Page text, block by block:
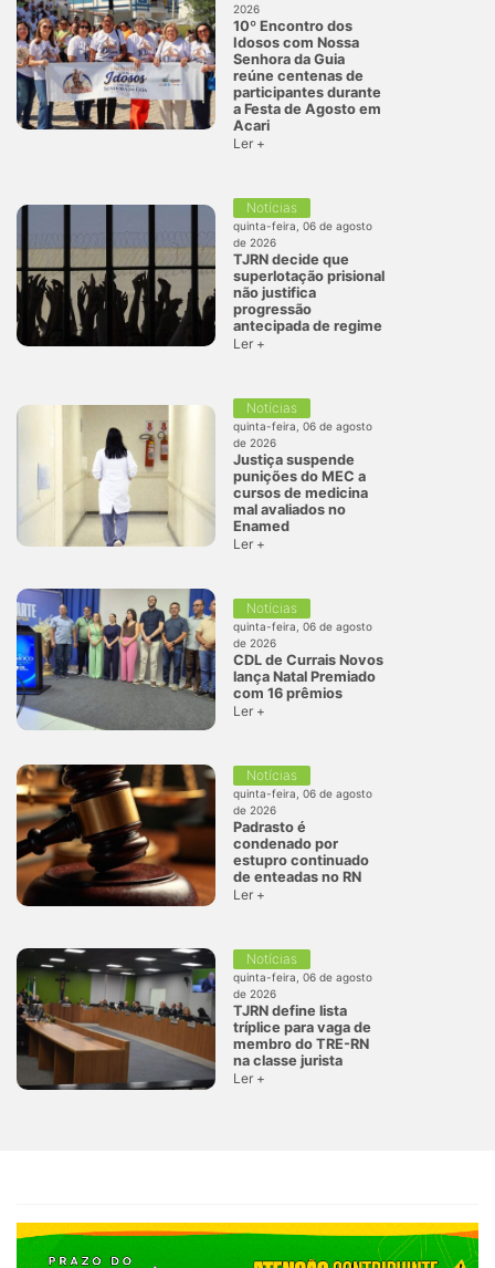
2026
10º Encontro dos
Idosos com Nossa
Senhora da Guia
reúne centenas de
participantes durante
a Festa de Agosto em
Acari
Ler +
Notícias
quinta-feira, 06 de agosto
de 2026
TJRN decide que
superlotação prisional
não justifica
progressão
antecipada de regime
Ler +
Notícias
quinta-feira, 06 de agosto
de 2026
Justiça suspende
punições do MEC a
cursos de medicina
mal avaliados no
Enamed
Ler +
Notícias
quinta-feira, 06 de agosto
de 2026
CDL de Currais Novos
lança Natal Premiado
com 16 prêmios
Ler +
Notícias
quinta-feira, 06 de agosto
de 2026
Padrasto é
condenado por
estupro continuado
de enteadas no RN
Ler +
Notícias
quinta-feira, 06 de agosto
de 2026
TJRN define lista
tríplice para vaga de
membro do TRE-RN
na classe jurista
Ler +